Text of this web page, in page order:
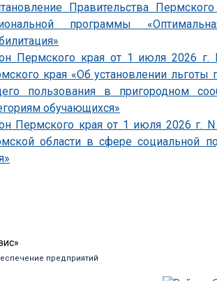
Правительства
программы
Пермского края от 1 июля 2026
края «Об установлении
пользования в пригородном
обучающихся»
Пермского края от 1 июля 2026 г.
области в сфере социальной
предприятий